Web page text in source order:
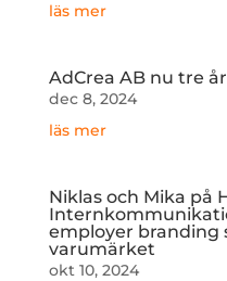
läs mer
AdCrea AB nu tre
dec 8, 2024
läs mer
Niklas och Mika på
employer branding
varumärket
okt 10, 2024